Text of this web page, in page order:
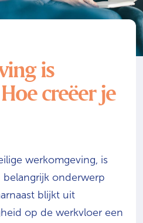
is
creëer je
werkomgeving, is
belangrijk onderwerp
blijkt uit
op de werkvloer een